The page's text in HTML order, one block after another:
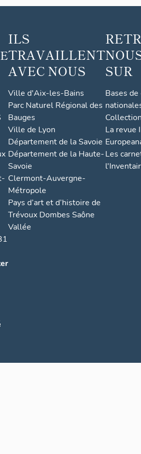
ILS
TRAVAILLENT
AVEC NOUS
Ville d'Aix-les-Bains
Parc Naturel Régional des
Bauges
Ville de Lyon
Département de la Savoie
Département de la Haute-
Savoie
Clermont-Auvergne-
Métropole
Pays d’art et d’histoire de
Trévoux Dombes Saône
Vallée
SUR
Bases
La revue
Les